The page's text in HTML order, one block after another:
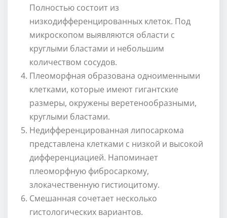
Полностью состоит из
низкодифференцированных клеток. Под
микроскопом выявляются области с
круглыми бластами и небольшим
количеством сосудов.
Плеоморфная образована одноименными
клетками, которые имеют гигантские
размеры, окружены веретенообразными,
круглыми бластами.
Недифференцированная липосаркома
представлена клетками с низкой и высокой
дифференциацией. Напоминает
плеоморфную фибросаркому,
злокачественную гистиоцитому.
Смешанная сочетает несколько
гистологических вариантов.